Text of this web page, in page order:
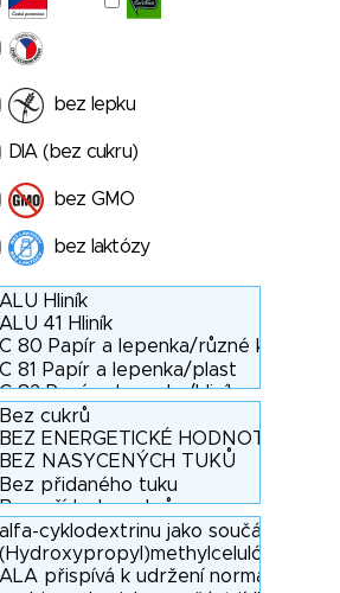
bez lepku
DIA (bez cukru)
bez GMO
bez laktózy